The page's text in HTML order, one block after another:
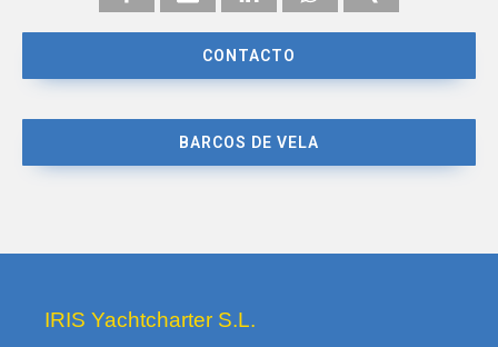
CONTACTO
BARCOS DE VELA
IRIS Yachtcharter S.L.